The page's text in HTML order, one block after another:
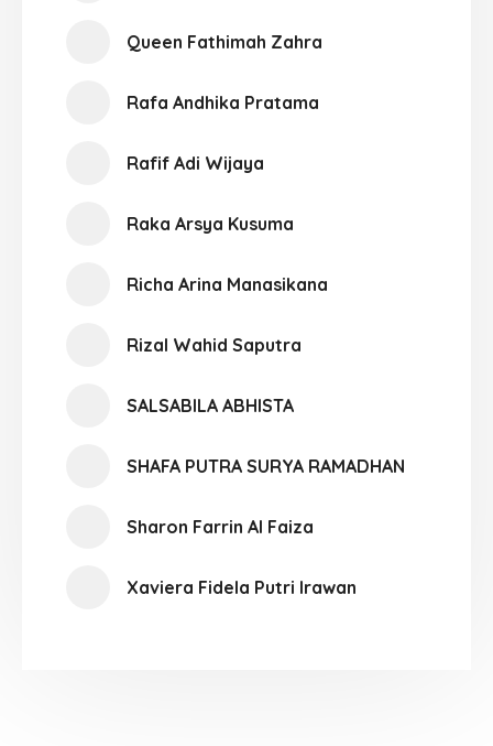
Queen Fathimah Zahra
Rafa Andhika Pratama
Rafif Adi Wijaya
Raka Arsya Kusuma
Richa Arina Manasikana
Rizal Wahid Saputra
SALSABILA ABHISTA
SHAFA PUTRA SURYA RAMADHAN
Sharon Farrin Al Faiza
Xaviera Fidela Putri Irawan